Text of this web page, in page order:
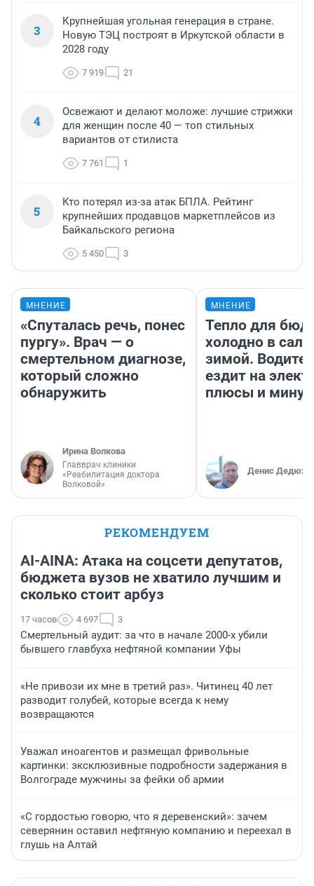
3
Крупнейшая угольная генерация в стране.
Новую ТЭЦ построят в Иркутской области в
2028 году
7 919 21
4
Освежают и делают моложе: лучшие стрижки
для женщин после 40 — топ стильных
вариантов от стилиста
7 761 1
5
Кто потерял из-за атак БПЛА. Рейтинг
крупнейших продавцов маркетплейсов из
Байкальского региона
5 450 3
МНЕНИЕ
«Спуталась речь, понес
пургу». Врач — о
смертельном диагнозе,
который сложно
обнаружить
Ирина Волкова
Главврач клиники
«Реабилитация доктора
Волковой»
МНЕНИЕ
Тепло для
холодно в
зимой.
ездит на
плюсы и
Денис
РЕКОМЕНДУЕМ
AI-AINA: Атака на соцсети депутатов,
бюджета вузов не хватило лучшим и
сколько стоит арбуз
17 часов 4 697 3
Смертельный аудит: за что в начале 2000-х убили
бывшего главбуха нефтяной компании Уфы
«Не привози их мне в третий раз». Читинец 40 лет
разводит голубей, которые всегда к нему
возвращаются
Уважал иноагентов и размещал фривольные
картинки: эксклюзивные подробности задержания в
Волгограде мужчины за фейки об армии
«С гордостью говорю, что я деревенский»: зачем
северянин оставил нефтяную компанию и переехал в
глушь на Алтай